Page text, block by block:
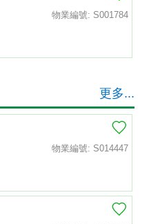
物業編號: S001784
更多...
物業編號: S014447